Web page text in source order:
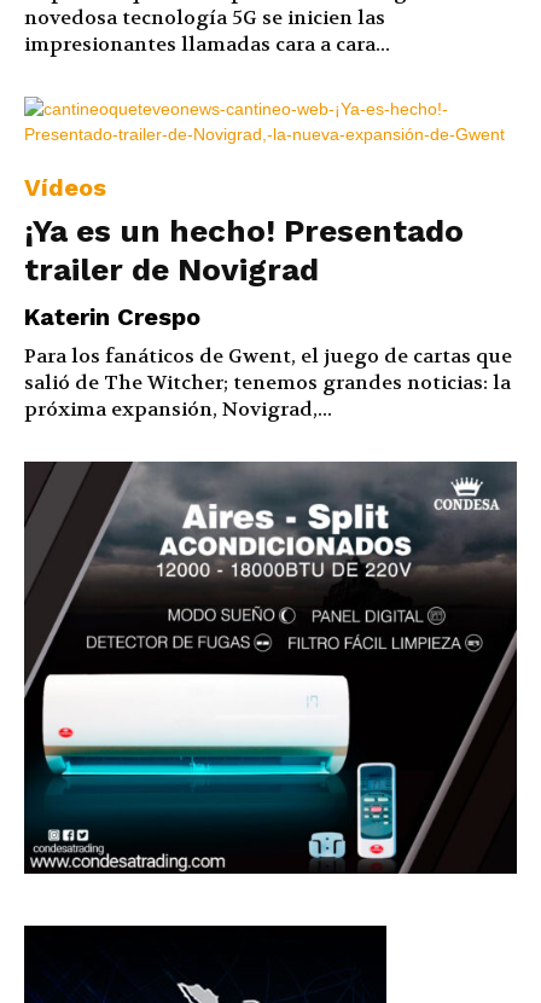
novedosa tecnología 5G se inicien las
impresionantes llamadas cara a cara...
Vídeos
¡Ya es un hecho! Presentado
trailer de Novigrad
Katerin Crespo
Para los fanáticos de Gwent, el juego de cartas que
salió de The Witcher; tenemos grandes noticias: la
próxima expansión, Novigrad,...